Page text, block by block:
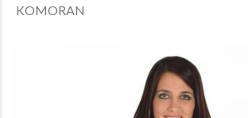
KOMORAN